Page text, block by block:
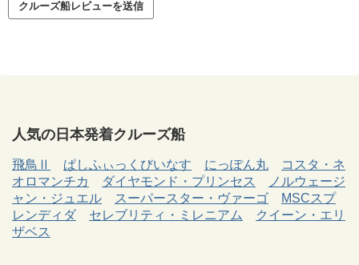
人気の日本発着クルーズ船
飛鳥Ⅱ ぱしふぃっくびいなす にっぽん丸
コスタ・ネ
オロマンチカ
ダイヤモンド・プリンセス
ノルウェージ
ャン・ジュエル
スーパースター・ヴァーゴ
MSCスプ
レンディダ
セレブリティ・ミレニアム
クイーン・エリ
ザベス